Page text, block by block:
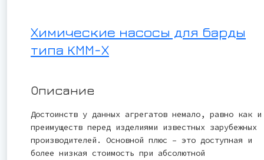
Химические насосы для барды
типа КММ-Х
Описание
Достоинств у данных агрегатов немало, равно как и
преимуществ перед изделиями известных зарубежных
производителей. Основной плюс – это доступная и
более низкая стоимость при абсолютной